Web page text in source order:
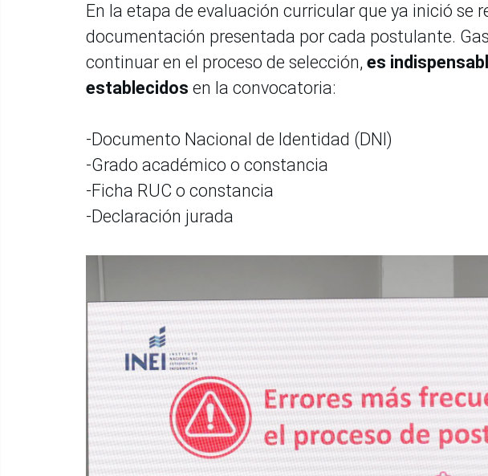
En la etapa de evaluación curricular que ya inició se
documentación presentada por cada postulante.
continuar en el proceso de selección, es
establecidos en la convocatoria:
-Documento Nacional de Identidad (DNI)
-Grado académico o constancia
-Ficha RUC o constancia
-Declaración jurada